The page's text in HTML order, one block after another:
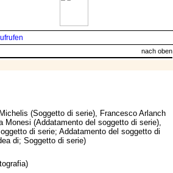
nach oben
(Soggetto di serie), Francesco Arlanch
Monesi (Addatamento del soggetto di serie),
di serie; Addatamento del soggetto di
di; Soggetto di serie)